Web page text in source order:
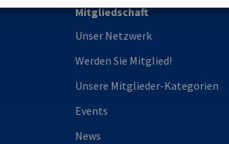
Mitgliedschaft
Unser Netzwerk
Werden Sie Mitglied!
Unsere Mitglieder-Kategorien
Events
News